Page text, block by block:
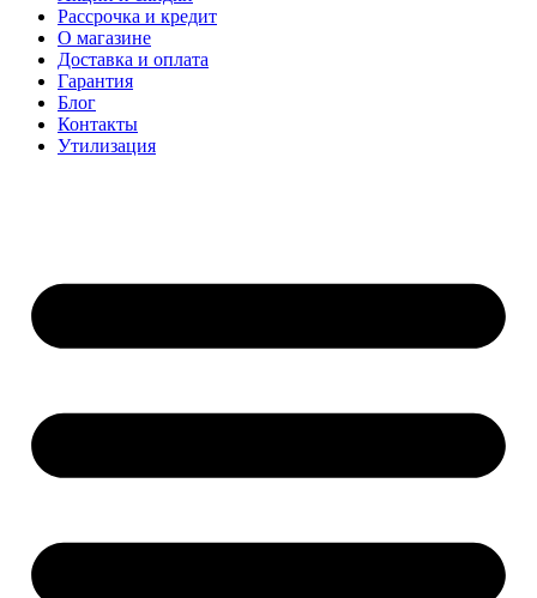
Рассрочка и кредит
О магазине
Доставка и оплата
Гарантия
Блог
Контакты
Утилизация